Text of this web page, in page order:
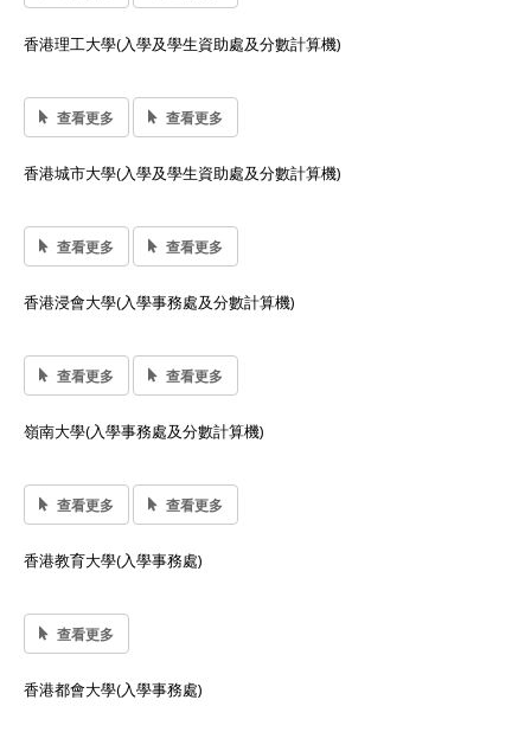
香港理工大學(入學及學生資助處及分數計算機)
查看更多 查看更多
香港城市大學(入學及學生資助處及分數計算機)
查看更多 查看更多
香港浸會大學(入學事務處及分數計算機)
查看更多 查看更多
嶺南大學(入學事務處及分數計算機)
查看更多 查看更多
香港教育大學(入學事務處)
查看更多
香港都會大學(入學事務處)